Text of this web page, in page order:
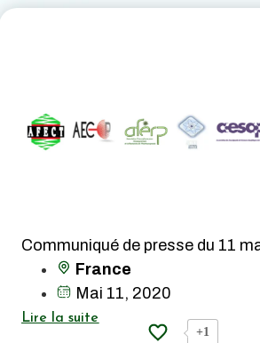
Communiqué de presse du 11
France
Mai 11, 2020
Lire la suite
+1